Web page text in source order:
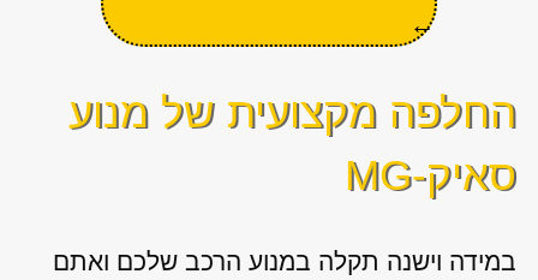
←
החלפה מקצועית של מנוע
סאיק-MG
במידה וישנה תקלה במנוע הרכב שלכם ואתם